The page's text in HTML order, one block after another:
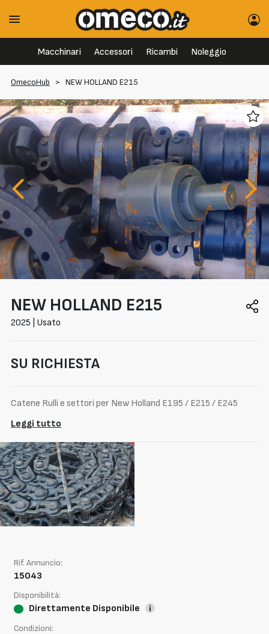
Macchinari Accessori Ricambi Noleggio
OmecoHub > NEW HOLLAND E215
NEW HOLLAND E215
2025 | Usato
SU RICHIESTA
Catene Rulli e settori per New Holland E195 / E215 / E245
Leggi tutto
Rif. Annuncio:
15043
Disponibilità:
Direttamente Disponibile
Condizioni: